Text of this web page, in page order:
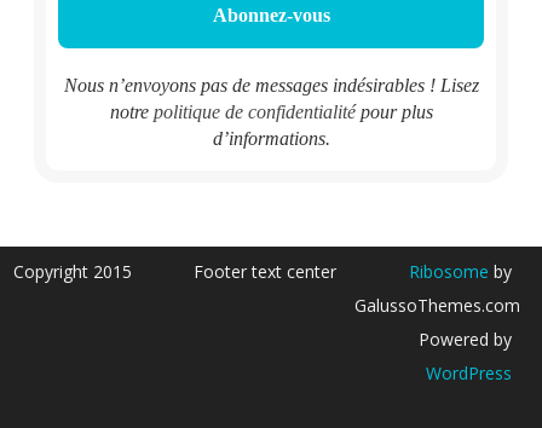
Nous n’envoyons pas de messages indésirables ! Lisez
notre politique de confidentialitépour plus
d’informations.
Copyright 2015 Footer text center Ribosome by
GalussoThemes.com
Powered by
WordPress